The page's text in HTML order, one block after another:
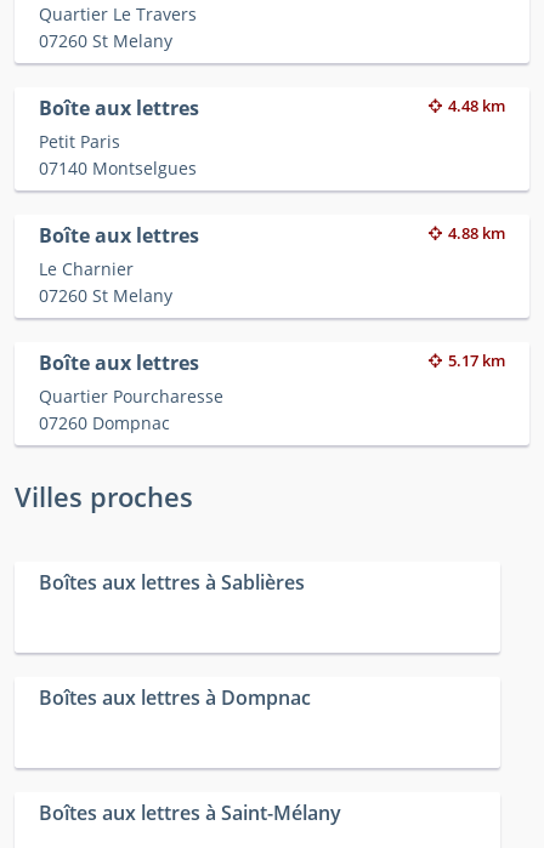
Quartier Le Travers
07260 St Melany
Boîte aux lettres 4.48 km
Petit Paris
07140 Montselgues
Boîte aux lettres 4.88 km
Le Charnier
07260 St Melany
Boîte aux lettres 5.17 km
Quartier Pourcharesse
07260 Dompnac
Villes proches
Boîtes aux lettres à Sablières
Boîtes aux lettres à Dompnac
Boîtes aux lettres à Saint-Mélany